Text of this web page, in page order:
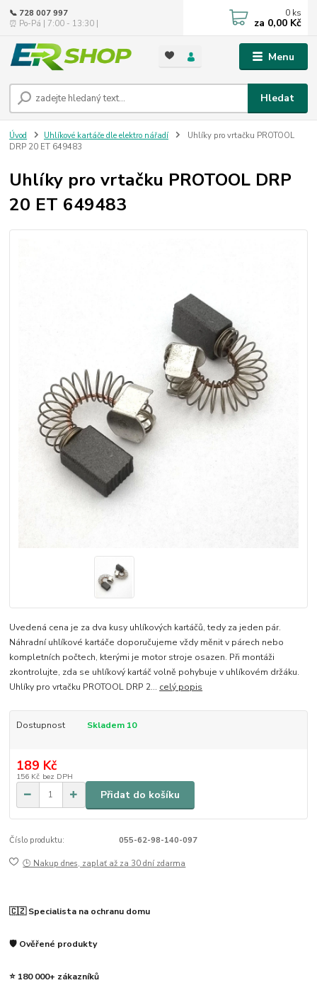
Menu
Hledat
📞 728 007 997
⏰ Po-Pá | 7:00 - 13:30 |
0 ks
za 0,00 Kč
Úvod Uhlíkové kartáče dle elektro nářadí
Uhlíky pro vrtačku PROTOOL
DRP 20 ET 649483
Uhlíky pro vrtačku PROTOOL DRP
20 ET 649483
Uvedená cena je za dva kusy uhlíkových kartáčů, tedy za jeden pár.
Náhradní uhlíkové kartáče doporučujeme vždy měnit v párech nebo
kompletních počtech, kterými je motor stroje osazen. Při montáži
zkontrolujte, zda se uhlíkový kartáč volně pohybuje v uhlíkovém držáku.
Uhlíky pro vrtačku PROTOOL DRP 2... celý popis
Dostupnost Skladem 10
189 Kč
156 Kč bez DPH
Přidat do košíku
Číslo produktu: 055-62-98-140-097
🕒 Nakup dnes, zaplať až za 30 dní zdarma
🇨🇿 Specialista na ochranu domu
🛡️ Ověřené produkty
⭐ 180 000+ zákazníků